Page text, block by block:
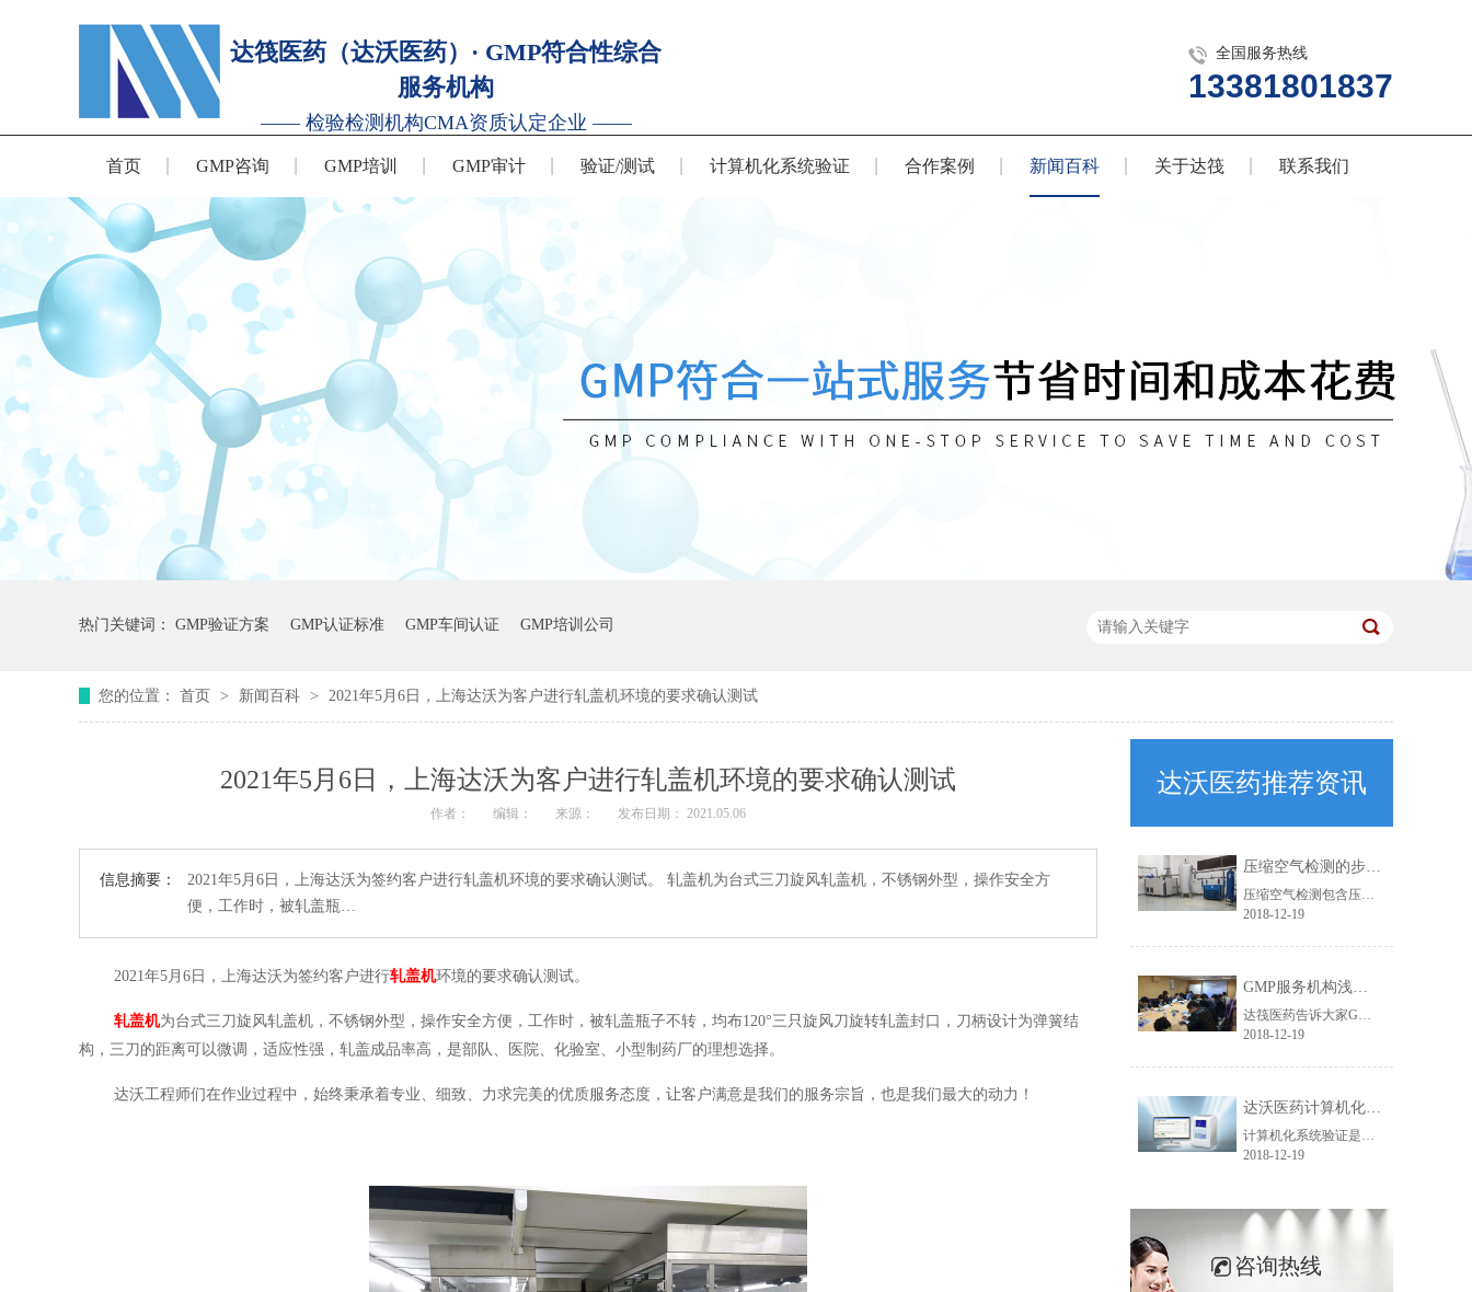
达筏医药（达沃医药）· GMP符合性综合
服务机构
—— 检验检测机构CMA资质认定企业 ——
全国服务热线
13381801837
首页 GMP咨询 GMP培训 GMP审计 验证/测试 计算机化系统验证 合作案例 新闻百科 关于达筏 联系我们
热门关键词： GMP验证方案 GMP认证标准 GMP车间认证 GMP培训公司
您的位置： 首页 > 新闻百科 > 2021年5月6日，上海达沃为客户进行轧盖机环境的要求确认测试
2021年5月6日，上海达沃为客户进行轧盖机环境的要求确认测试
作者： 编辑： 来源： 发布日期： 2021.05.06
信息摘要：
2021年5月6日，上海达沃为签约客户进行轧盖机环境的要求确认测试。 轧盖机为台式三刀旋风轧盖机，不锈钢外型，操作安全方
便，工作时，被轧盖瓶…
2021年5月6日，上海达沃为签约客户进行轧盖机环境的要求确认测试。
轧盖机为台式三刀旋风轧盖机，不锈钢外型，操作安全方便，工作时，被轧盖瓶子不转，均布120°三只旋风刀旋转轧盖封口，刀柄设计为弹簧结
构，三刀的距离可以微调，适应性强，轧盖成品率高，是部队、医院、化验室、小型制药厂的理想选择。
达沃工程师们在作业过程中，始终秉承着专业、细致、力求完美的优质服务态度，让客户满意是我们的服务宗旨，也是我们最大的动力！
达沃医药推荐资讯
压缩空气检测的步骤有哪些？
压缩空气检测包含压缩空气水分含量检测、压缩空气油分含量检测、压缩空气固体颗粒物检测、压缩空气微生物检测。压缩空气检测仪器可不使用电源，而是采用插头轻松连接至要监测的低压压缩空气供应系统且不会产生任何问题。只需五分钟，快速检查功能即可提供准确的测量结果并显示污染程度。压缩空气检测的步骤有哪些，达......
2018-12-19
GMP服务机构浅析GMP审计检查的内容有哪些
达筏医药告诉大家GMP审计检查的内容主要有全面审计和年度监护两个方面：全面审计1、按照《药品生产质量管理规范》2010版及附录要求/《医疗器械生产质量管理规范》/保健食品良好生产规范对企业进行质量体系审计；2、就企业日常质量管理工作中存在的疑问与企业人员进行沟通、讨论、答疑；3、出具全面系统的审计报告，列......
2018-12-19
达沃医药计算机化系统验证是如何进行的？
计算机化系统验证是制药及相关行业质量保证中重要部分，是2010版GMP附录中规定必须得到验证的部分。计算机化系统验证建立文件来证明系统的开发符合质量工程的原则，能够提供满足用户需求的功能并且能够长期稳定工作的过程。那么我们如何来进行计算机化系统验证，达沃医药小编告诉您。首先，我们需要确定哪些是属于需......
2018-12-19
咨询热线